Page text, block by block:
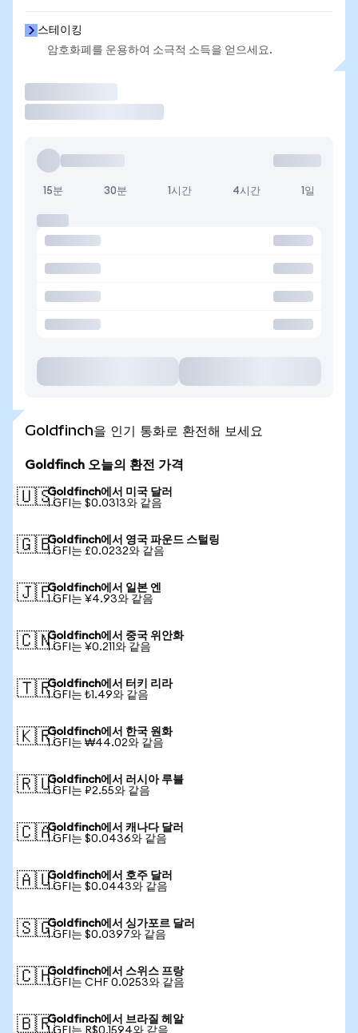
스테이킹
암호화폐를 운용하여 소극적 소득을 얻으세요.
15분 30분 1시간 4시간 1일
Goldfinch을 인기 통화로 환전해 보세요
Goldfinch 오늘의 환전 가격
🇺🇸Goldfinch에서 미국 달러
1 GFI는 $0.0313와 같음
🇬🇧Goldfinch에서 영국 파운드 스털링
1 GFI는 £0.0232와 같음
🇯🇵Goldfinch에서 일본 엔
1 GFI는 ¥4.93와 같음
🇨🇳Goldfinch에서 중국 위안화
1 GFI는 ¥0.211와 같음
🇹🇷Goldfinch에서 터키 리라
1 GFI는 ₺1.49와 같음
🇰🇷Goldfinch에서 한국 원화
1 GFI는 ₩44.02와 같음
🇷🇺Goldfinch에서 러시아 루블
1 GFI는 ₽2.55와 같음
🇨🇦Goldfinch에서 캐나다 달러
1 GFI는 $0.0436와 같음
🇦🇺Goldfinch에서 호주 달러
1 GFI는 $0.0443와 같음
🇸🇬Goldfinch에서 싱가포르 달러
1 GFI는 $0.0397와 같음
🇨🇭Goldfinch에서 스위스 프랑
1 GFI는 CHF 0.0253와 같음
🇧🇷Goldfinch에서 브라질 헤알
1 GFI는 R$0.1594와 같음